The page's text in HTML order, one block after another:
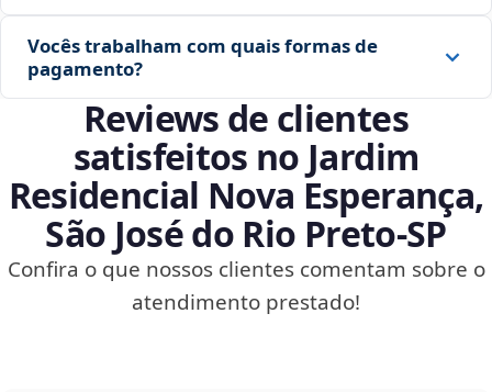
Vocês trabalham com quais formas de
pagamento?
Reviews de clientes
satisfeitos no Jardim
Residencial Nova Esperança,
São José do Rio Preto‑SP
Confira o que nossos clientes comentam sobre o
atendimento prestado!